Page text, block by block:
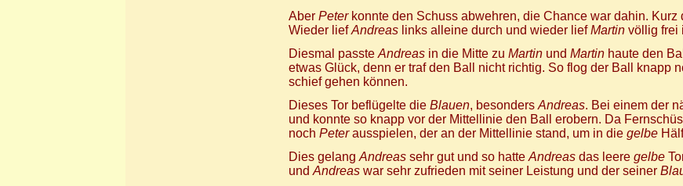
Aber Peterkonnte den Schuss abwehren, die Chance war dahin. Kurz
Wieder liefAndreas links alleine durch und wieder liefMartin völlig frei
Diesmal passte Andreas in die Mitte zu Martin und Martin haute den
etwas Glück, denn er traf den Ball nicht richtig. So flog der Ball knapp
schief gehen können.
Dieses Tor beflügelte die Blauen, besonders Andreas. Bei einem der
und konnte so knapp vor der Mittellinie den Ball erobern. Da
noch Peterausspielen, der an der Mittellinie stand, um in die gelbe
Dies gelang Andreas sehr gut und so hatte Andreas das leere gelbe
und Andreas war sehr zufrieden mit seiner Leistung und der seiner